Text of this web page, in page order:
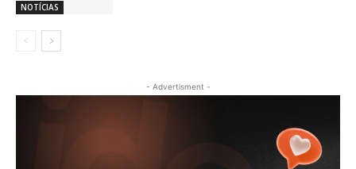
NOTÍCIAS
- Advertisment -